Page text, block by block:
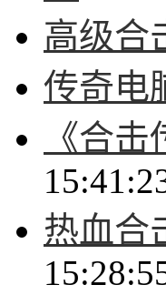
高级合
传奇电
《合
热血合